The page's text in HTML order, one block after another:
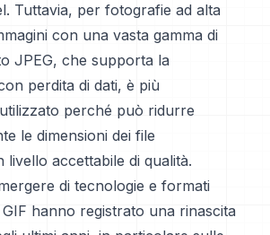
Tuttavia, per fotografie ad alta
con una vasta gamma di
JPEG, che supporta la
perdita di dati, è più
perché può ridurre
le dimensioni dei file
livello accettabile di qualità.
di tecnologie e formati
hanno registrato una rinascita